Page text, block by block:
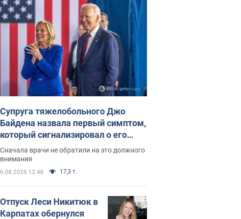
Супруга тяжелобольного Джо
Байдена назвала первый симптом,
который сигнализировал о его
"агрессивном" раке
Сначала врачи не обратили на это должного
внимания
6.08.2026 12:46 17,3 т.
Отпуск Леси Никитюк в
Карпатах обернулся